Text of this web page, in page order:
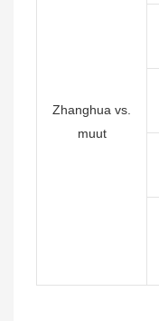
Zhanghua vs.
muut